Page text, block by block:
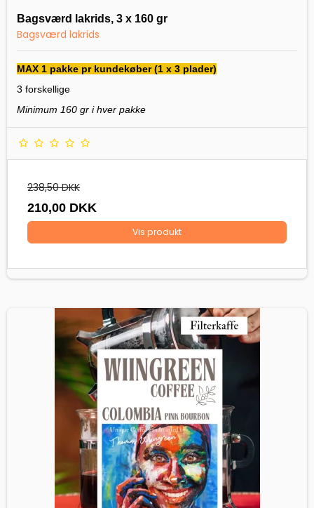
Bagsværd lakrids, 3 x 160 gr
Bagsværd lakrids
MAX 1 pakke pr kundekøber (1 x 3 plader)
3 forskellige
Minimum 160 gr i hver pakke
238,50 DKK
210,00 DKK
Vis produkt